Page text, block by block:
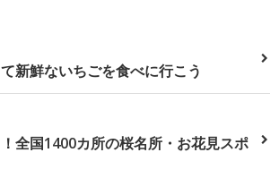
新鮮ないちごを食べに行こう
全国1400カ所の桜名所・お花見スポ